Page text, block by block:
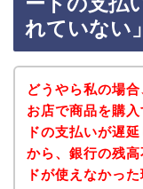
れていない」
どうやら私の場
お店で商品を購
ドの支払いが遅
から、銀行の残
ドが使えなかっ